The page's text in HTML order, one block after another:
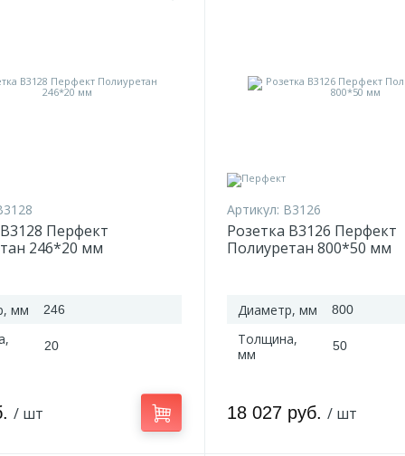
Перфект
246*20 мм
мм 246
20
/ шт
Артикул: B3126
Розетка B3126 Перфект
Полиуретан 800*50 мм
Диаметр, мм 800
Толщина,
мм
50
18 027 руб. / шт